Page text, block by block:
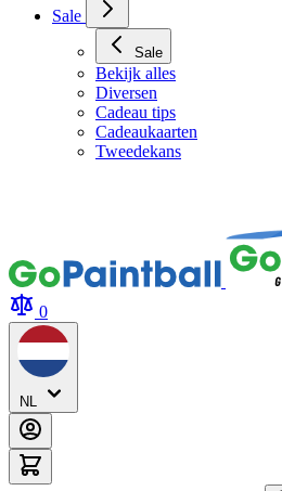
Sale
Sale
Bekijk alles
Diversen
Cadeau tips
Cadeaukaarten
Tweedekans
0
NL